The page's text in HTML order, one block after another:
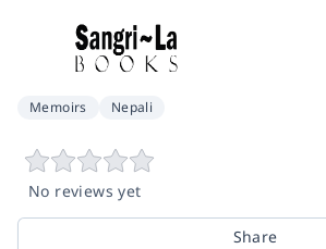
Memoirs Nepali
No reviews yet
Share